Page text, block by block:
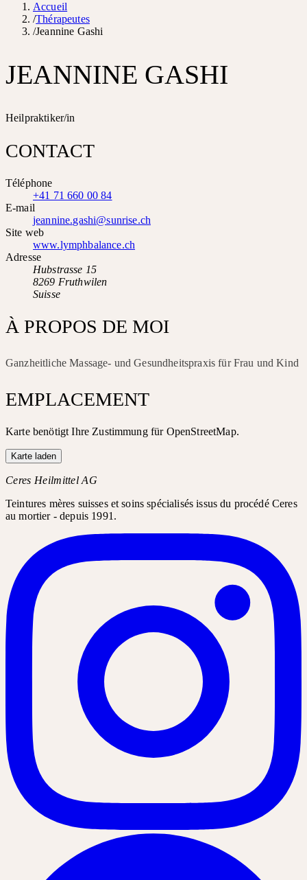
Accueil
/Thérapeutes
/Jeannine Gashi
JEANNINE GASHI
Heilpraktiker/in
CONTACT
Téléphone
+41 71 660 00 84
E-mail
jeannine.gashi@sunrise.ch
Site web
www.lymphbalance.ch
Adresse
Hubstrasse 15
8269 Fruthwilen
Suisse
À PROPOS DE MOI
Ganzheitliche Massage- und Gesundheitspraxis für Frau und Kind
EMPLACEMENT
Karte benötigt Ihre Zustimmung für OpenStreetMap.
Karte laden
Ceres Heilmittel AG
Teintures mères suisses et soins spécialisés issus du procédé Ceres
au mortier - depuis 1991.